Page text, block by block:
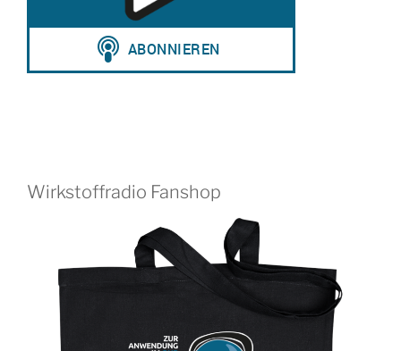
Wirkstoffradio Fanshop